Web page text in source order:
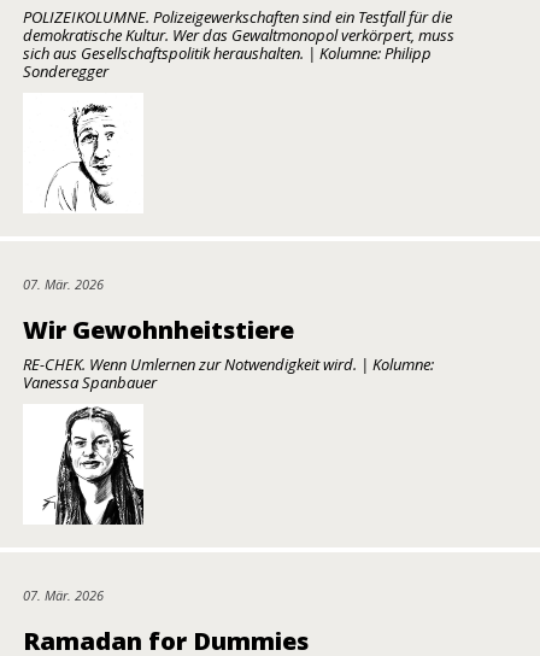
POLIZEIKOLUMNE. Polizeigewerkschaften sind ein Testfall für die
demokratische Kultur. Wer das Gewaltmonopol verkörpert, muss
sich aus Gesellschaftspolitik heraushalten. | Kolumne: Philipp
Sonderegger
07. Mär. 2026
Wir Gewohnheitstiere
RE-CHEK. Wenn Umlernen zur Notwendigkeit wird. | Kolumne:
Vanessa Spanbauer
07. Mär. 2026
Ramadan for Dummies